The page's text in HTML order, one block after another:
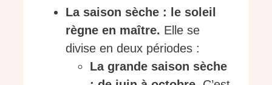
La saison sèche : le soleil
règne en maître. Elle se
divise en deux périodes :
La grande saison sèche